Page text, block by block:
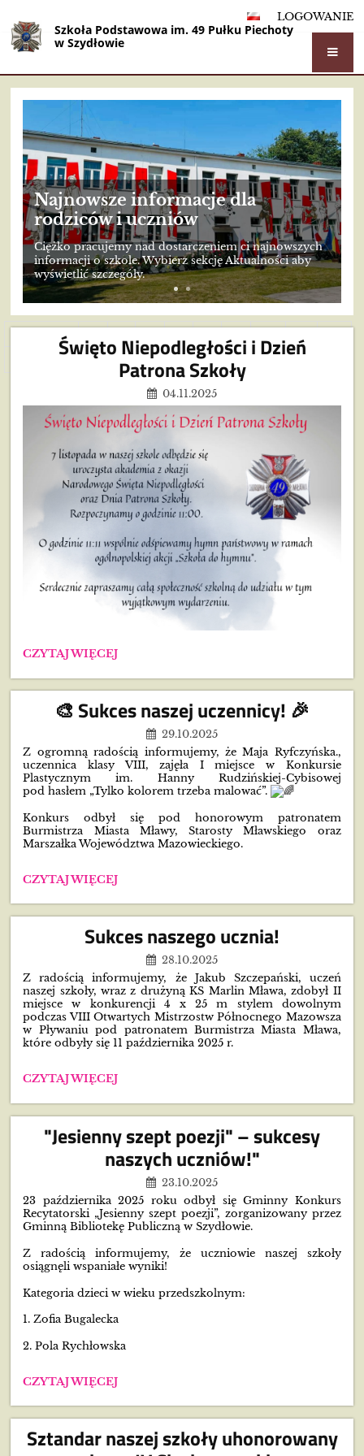
LOGOWANIE
Szkoła Podstawowa im. 49 Pułku Piechoty
w Szydłowie
Strona
główna
Najnowsze informacje dla
rodziców i uczniów
Ciężko pracujemy nad dostarczeniem ci najnowszych
informacji o szkole. Wybierz sekcję Aktualności aby
wyświetlić szczegóły.
Święto Niepodległości i Dzień
Patrona Szkoły
04.11.2025
ŚWIĘTO
I
DZIEŃ
PATRONA
SZKOŁY:
CZYTAJ WIĘCEJ
🎨 Sukces naszej uczennicy! 🎉
29.10.2025
Z ogromną radością informujemy, że Maja Ryfczyńska.,
uczennica klasy VIII, zajęła I miejsce w Konkursie
Plastycznym im. Hanny Rudzińskiej-Cybisowej
pod hasłem „Tylko kolorem trzeba malować”.
Konkurs odbył się pod honorowym patronatem
Burmistrza Miasta Mławy, Starosty Mławskiego oraz
Marszałka Województwa Mazowieckiego.
🎨
NASZEJ
UCZENNICY!
CZYTAJ WIĘCEJ
Sukces naszego ucznia!
28.10.2025
Z radością informujemy, że Jakub Szczepański, uczeń
naszej szkoły, wraz z drużyną KS Marlin Mława, zdobył II
miejsce w konkurencji 4 x 25 m stylem dowolnym
podczas VIII Otwartych Mistrzostw Północnego Mazowsza
w Pływaniu pod patronatem Burmistrza Miasta Mława,
które odbyły się 11 października 2025 r.
SUKCES
UCZNIA!:
CZYTAJ WIĘCEJ
"Jesienny szept poezji" – sukcesy
naszych uczniów!"
23.10.2025
23 października 2025 roku odbył się Gminny Konkurs
Recytatorski „Jesienny szept poezji”, zorganizowany przez
Gminną Bibliotekę Publiczną w Szydłowie.
Z radością informujemy, że uczniowie naszej szkoły
osiągnęli wspaniałe wyniki!
Kategoria dzieci w wieku przedszkolnym:
1. Zofia Bugalecka
2. Pola Rychłowska
"JESIENNY
POEZJI"
–
SUKCESY
NASZYCH
CZYTAJ WIĘCEJ
Sztandar naszej szkoły uhonorowany
Wstecz
Dalej